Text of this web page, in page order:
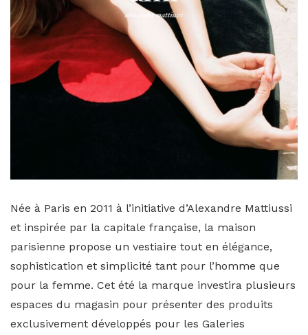
Née à Paris en 2011 à l’initiative d’Alexandre Mattiussi
et inspirée par la capitale française, la maison
parisienne propose un vestiaire tout en élégance,
sophistication et simplicité tant pour l’homme que
pour la femme. Cet été la marque investira plusieurs
espaces du magasin pour présenter des produits
exclusivement développés pour les Galeries